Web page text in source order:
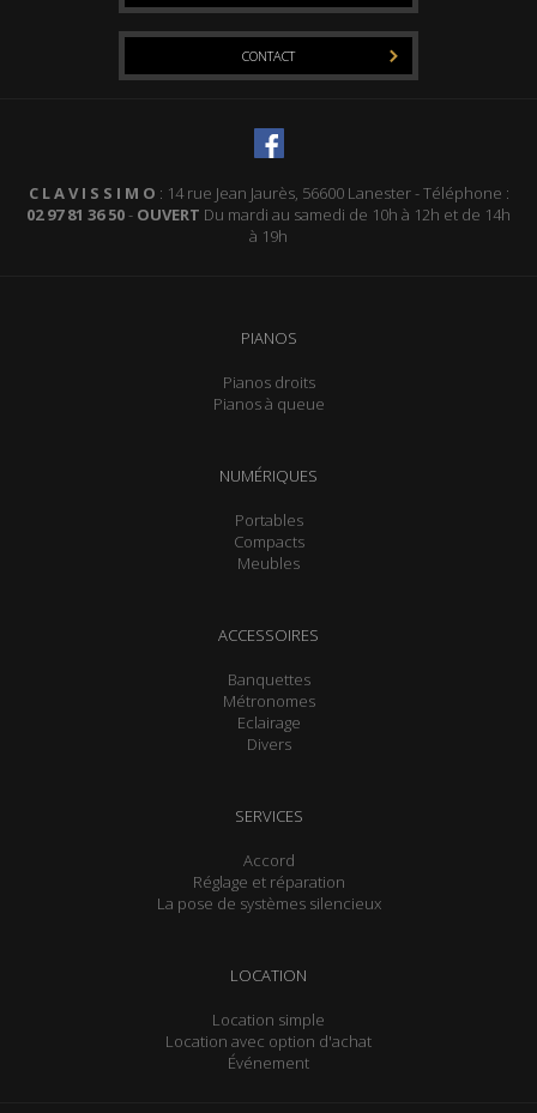
CONTACT
C L A V I S S I M O : 14 rue Jean Jaurès, 56600 Lanester - Téléphone :
02 97 81 36 50- OUVERT Du mardi au samedi de 10h à 12h et de 14h
à 19h
PIANOS
Pianos droits
Pianos à queue
NUMÉRIQUES
Portables
Compacts
Meubles
ACCESSOIRES
Banquettes
Métronomes
Eclairage
Divers
SERVICES
Accord
Réglage et réparation
La pose de systèmes silencieux
LOCATION
Location simple
Location avec option d'achat
Événement